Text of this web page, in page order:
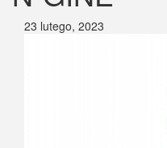
23 lutego, 2023